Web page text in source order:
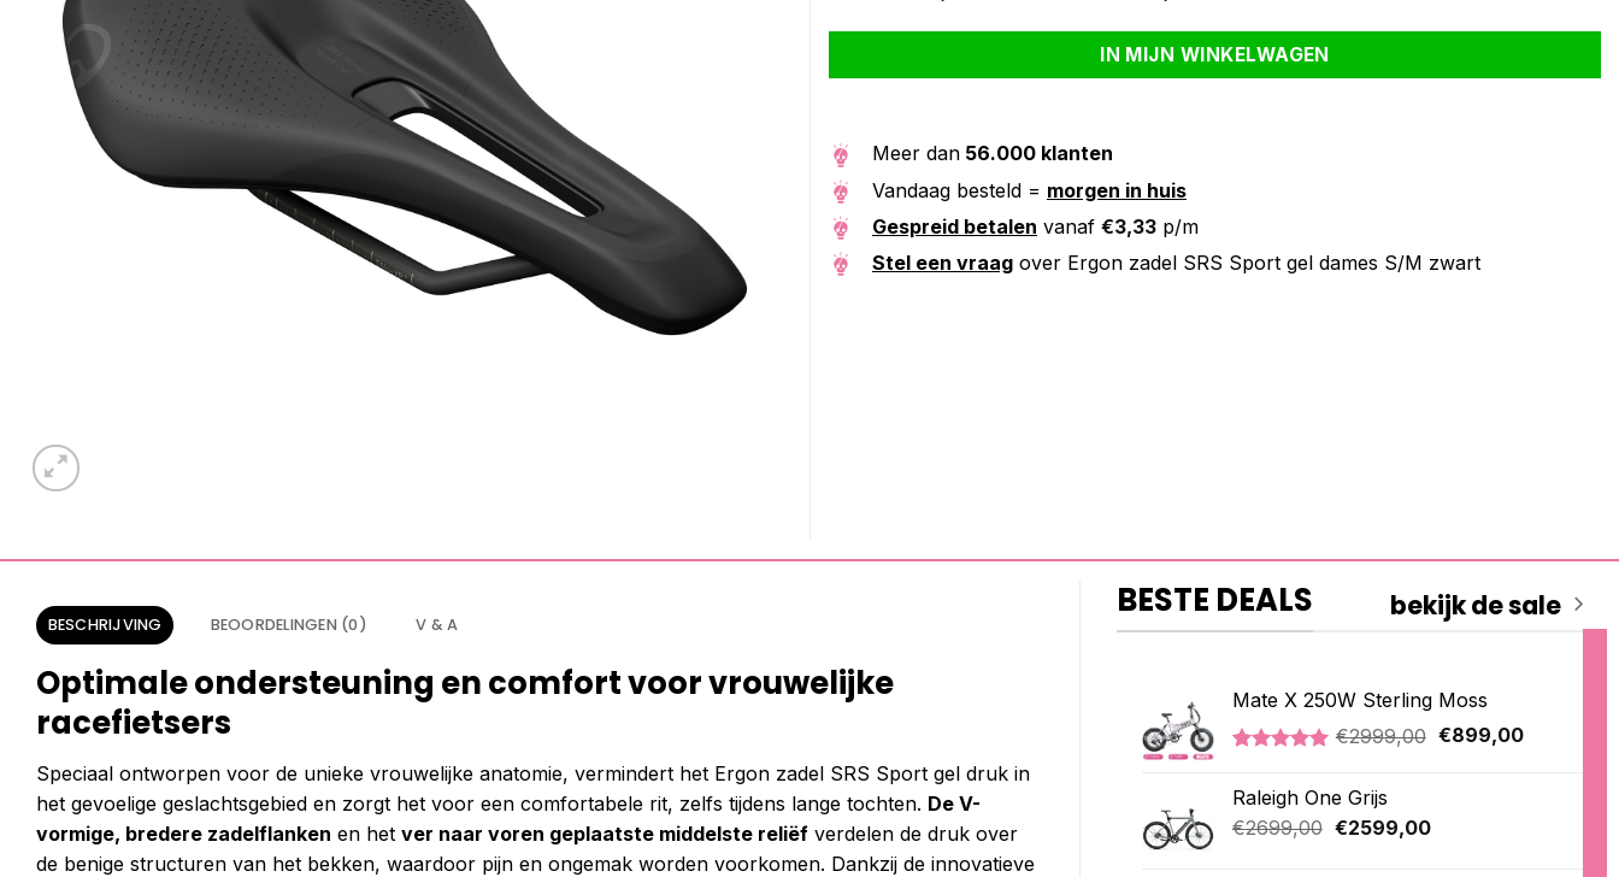
IN MIJN WINKELWAGEN
Meer dan 56.000 klanten
Vandaag besteld = morgen in huis
Gespreid betalen vanaf €3,33 p/m
Stel een vraag over Ergon zadel SRS Sport gel dames S/M zwart
BESCHRIJVING BEOORDELINGEN (0) V & A
Optimale ondersteuning en comfort voor vrouwelijke
racefietsers
Speciaal ontworpen voor de unieke vrouwelijke anatomie, vermindert het Ergon zadel SRS Sport gel druk in
het gevoelige geslachtsgebied en zorgt het voor een comfortabele rit, zelfs tijdens lange tochten. De V-
vormige, bredere zadelflanken en het ver naar voren geplaatste middelste reliëf verdelen de druk over
de benige structuren van het bekken, waardoor pijn en ongemak worden voorkomen. Dankzij de innovatieve
BESTE DEALS bekijk de sale
Mate X 250W Sterling Moss
5.00 op 5
gebaseerd
op
klantbeoordelingen
€2999,00 Oorspronkelijke
€899,00Huidige
Raleigh One Grijs
€2699,00 Oorspronkelijke
€2599,00Huidige